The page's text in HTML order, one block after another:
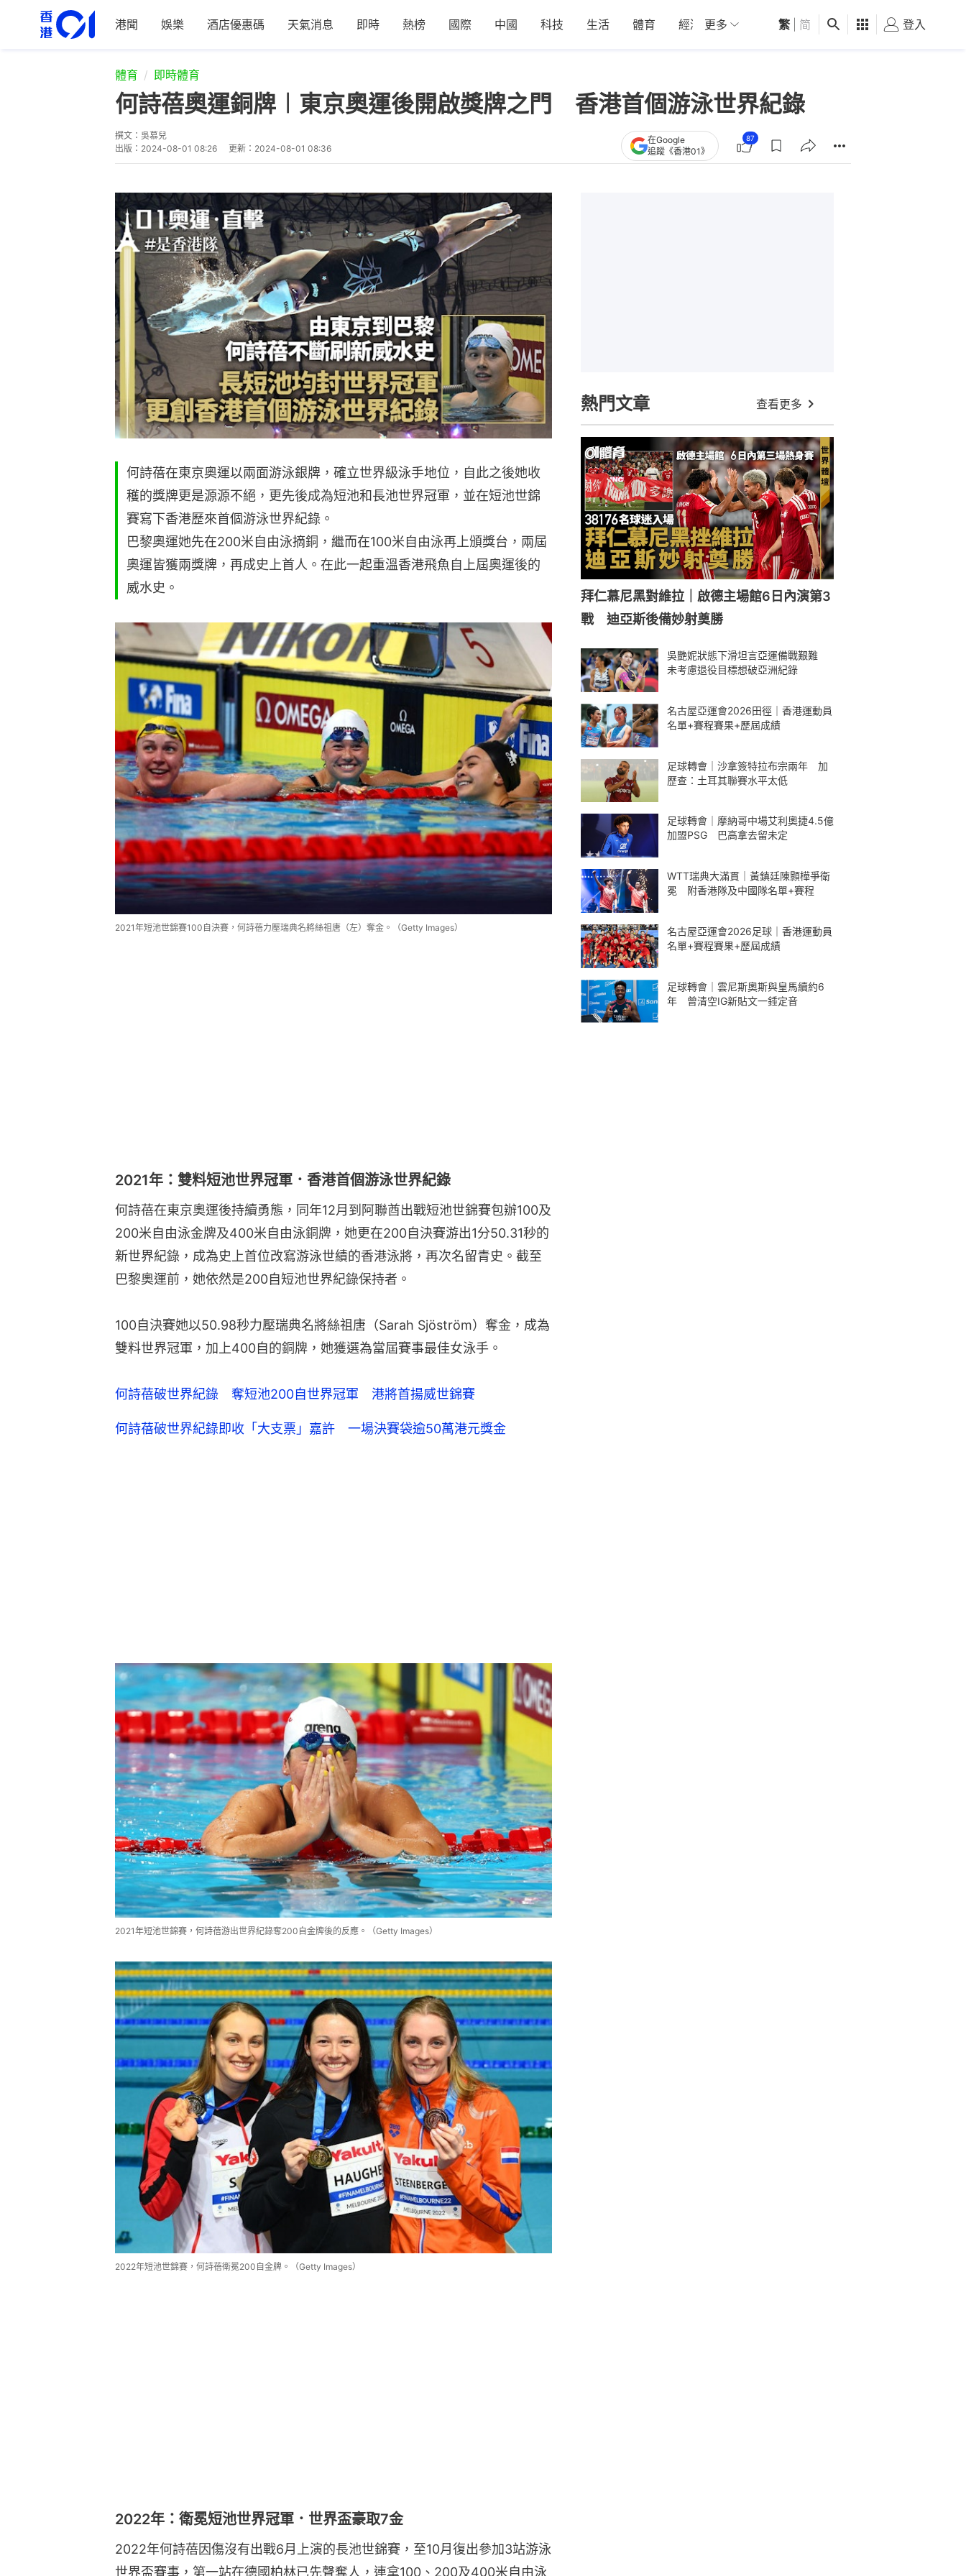
港聞 娛樂 酒店優惠碼 天氣消息 即時 熱榜 國際 中國 科技 生活 體育 經濟 01深圳 觀點 健康 好食玩飛
更多 繁 简 登入
體育 即時體育
何詩蓓奧運銅牌︱東京奧運後開啟獎牌之門 香港首個游泳世界紀錄
撰文： 吳慕兒
出版： 2024-08-01 08:26 更新： 2024-08-01 08:36
在Google
追蹤《香港01》
87
何詩蓓在東京奧運以兩面游泳銀牌，確立世界級泳手地位，自此之後她收
穫的獎牌更是源源不絕，更先後成為短池和長池世界冠軍，並在短池世錦
賽寫下香港歷來首個游泳世界紀錄。
巴黎奧運她先在200米自由泳摘銅，繼而在100米自由泳再上頒獎台，兩屆
奧運皆獲兩獎牌，再成史上首人。在此一起重溫香港飛魚自上屆奧運後的
威水史。
2021年短池世錦賽100自決賽，何詩蓓力壓瑞典名將絲祖唐（左）奪金。（Getty Images）
2021年：雙料短池世界冠軍．香港首個游泳世界紀錄
何詩蓓在東京奧運後持續勇態，同年12月到阿聯酋出戰短池世錦賽包辦100及
200米自由泳金牌及400米自由泳銅牌，她更在200自決賽游出1分50.31秒的
新世界紀錄，成為史上首位改寫游泳世績的香港泳將，再次名留青史。截至
巴黎奧運前，她依然是200自短池世界紀錄保持者。
100自決賽她以50.98秒力壓瑞典名將絲祖唐（Sarah Sjöström）奪金，成為
雙料世界冠軍，加上400自的銅牌，她獲選為當屆賽事最佳女泳手。
何詩蓓破世界紀錄 奪短池200自世界冠軍 港將首揚威世錦賽
何詩蓓破世界紀錄即收「大支票」嘉許 一場決賽袋逾50萬港元獎金
2021年短池世錦賽，何詩蓓游出世界紀錄奪200自金牌後的反應。（Getty Images）
2022年短池世錦賽，何詩蓓衛冕200自金牌。（Getty Images）
2022年：衛冕短池世界冠軍．世界盃豪取7金
2022年何詩蓓因傷沒有出戰6月上演的長池世錦賽，至10月復出參加3站游泳
世界盃賽事，第一站在德國柏林已先聲奪人，連拿100、200及400米自由泳
熱門文章 查看更多
拜仁慕尼黑對維拉｜啟德主場館6日內演第3
戰 迪亞斯後備妙射奠勝
吳艷妮狀態下滑坦言亞運備戰艱難
未考慮退役目標想破亞洲紀錄
名古屋亞運會2026田徑｜香港運動員
名單+賽程賽果+歷屆成績
足球轉會｜沙拿簽特拉布宗兩年 加
歷查：土耳其聯賽水平太低
足球轉會｜摩納哥中場艾利奧捷4.5億
加盟PSG 巴高拿去留未定
WTT瑞典大滿貫｜黃鎮廷陳顥樺爭衛
冕 附香港隊及中國隊名單+賽程
名古屋亞運會2026足球｜香港運動員
名單+賽程賽果+歷屆成績
足球轉會｜雲尼斯奧斯與皇馬續約6
年 曾清空IG新貼文一錘定音